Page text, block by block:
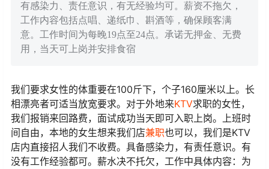
有感染力、责任意识，有无经验均可。薪资不拖欠，
工作内容包括点唱、递纸巾、斟酒等，确保顾客满
意。工作时间为每晚19点至24点。承诺无押金、无费
用，当天可上岗并安排食宿
我们要求女性的体重要在100斤下，个子160厘米以上。长
相漂亮者可适当放宽要求。对于外地来KTV求职的女性，
我们报销来回路费，面试成功当天即可入职上岗。上班时
间自由，本地的女生想来我们店兼职也可以，我们是KTV
店内直接招人我们不收费。具备感染力，有责任意识。有
没有工作经验都可。薪水决不托欠，工作中具体内容：为